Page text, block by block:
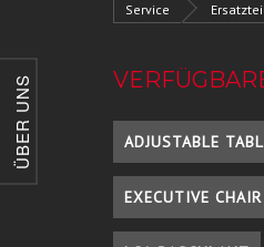
ÜBER UNS
Service
ADJUSTABLE
EXECUTIVE CHAIR